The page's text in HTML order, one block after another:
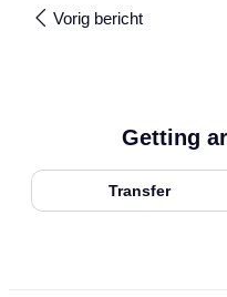
Vorig bericht
Getting
Transfer